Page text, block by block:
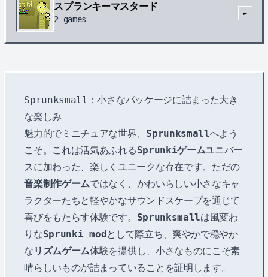
スプランキーマスタード
2 games
►
Sprunksmall：小さなパッケージに詰まった大き
な楽しみ
魅力的でミニチュアな世界、 Sprunksmallへよう
こそ。これは活気あふれるSprunkiゲームユニバー
スに加わった、楽しくユニークな存在です。ただの
音楽制作ゲームではなく、かわいらしい小さなキャ
ラクターたちと軽やかなサウンドスケープを通じて
喜びをもたらす体験です。 Sprunksmallは風変わ
りなSprunki mod として際立ち、爽やかで穏やか
な リズムゲーム体験を提供し、小さなものにこそ素
晴らしいものが詰まっていることを証明します。